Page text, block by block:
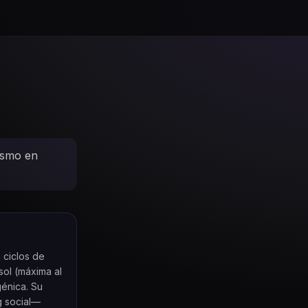
en
ciclos de
(máxima al
Su
social—